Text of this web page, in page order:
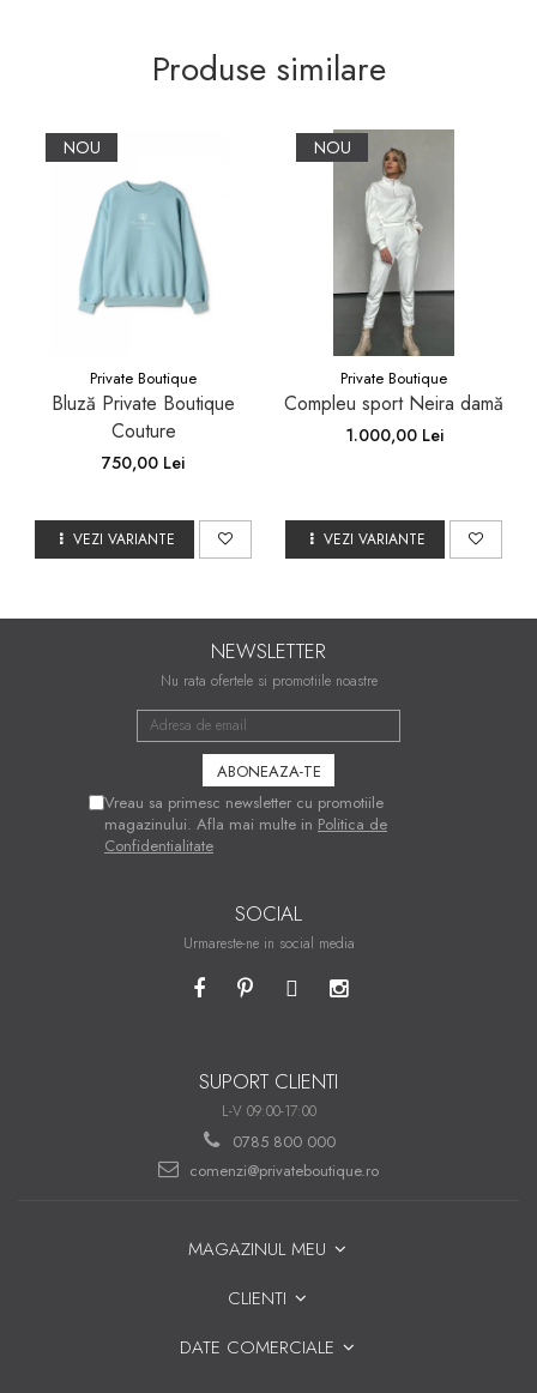
Produse similare
NOU
Private Boutique
Bluză Private Boutique
Couture
750,00 Lei
VEZI VARIANTE
NOU
Private Boutique
Compleu sport Neira damă
1.000,00 Lei
VEZI VARIANTE
NEWSLETTER
Nu rata ofertele si promotiile noastre
Vreau sa primesc newsletter cu promotiile
magazinului. Afla mai multe in Politica de
Confidentialitate
SOCIAL
Urmareste-ne in social media
SUPORT CLIENTI
L-V 09:00-17:00
0785 800 000
comenzi@privateboutique.ro
MAGAZINUL MEU
CLIENTI
DATE COMERCIALE